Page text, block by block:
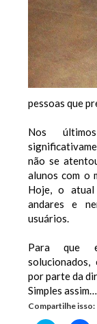
pessoas que
Nos
não se
alunos com o
Hoje, o
andares e
usuários.
Para que
solucionados,
por parte da
Simples assim…
Compartilhe isso: